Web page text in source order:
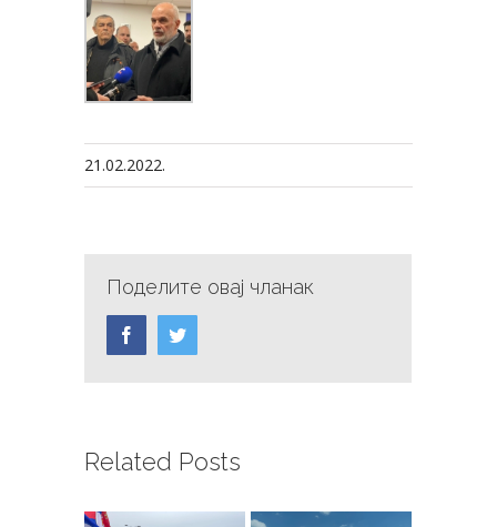
21.02.2022.
Поделите овај чланак
FacebookTwitter
Related Posts